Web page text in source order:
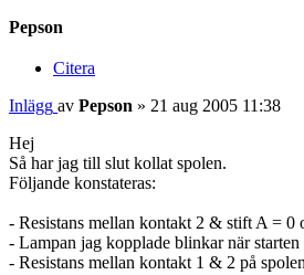
Pepson
Citera
Inlägg av Pepson » 21 aug 2005 11:38
Hej
Så har jag till slut kollat spolen.
Följande konstateras:
- Resistans mellan kontakt 2 & stift A = 0
- Lampan jag kopplade blinkar när starten
- Resistans mellan kontakt 1 & 2 på